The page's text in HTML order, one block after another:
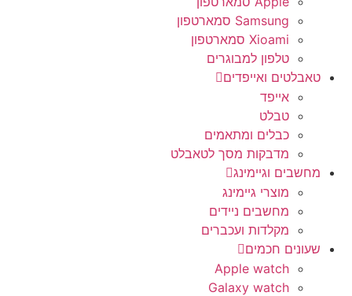
Samsung סמארטפון
Xioami סמארטפון
טלפון למבוגרים
טאבלטים ואייפדים
אייפד
טבלט
כבלים ומתאמים
מדבקות מסך לטאבלט
מחשבים וגיימינג
מוצרי גיימינג
מחשבים ניידים
מקלדות ועכברים
שעונים חכמים
Apple watch
Galaxy watch